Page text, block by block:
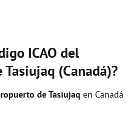
ICAO del
(Canadá)?
de Tasiujaq en Canadá